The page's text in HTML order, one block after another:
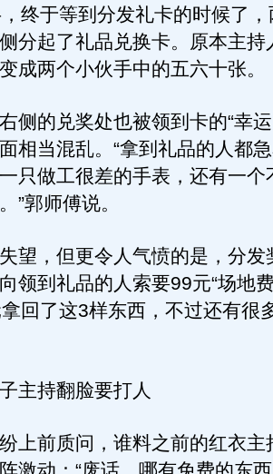
于等到分发礼卡的时候了，
分起了礼品兑换卡。原本主持
成两个小伙手中的五六十张。
的兑奖处也被领到卡的“幸运
相当混乱。“拿到礼品的人都
只做工很差的手表，还有一个
”郭师傅说。
，但更令人气愤的是，分发
领到礼品的人索要99元“场地
回了这3样东西，不过还有很
持翻脸要打人
前质问，谁料之前的红衣主